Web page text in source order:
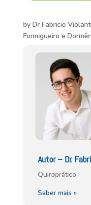
by Dr Fabricio
Formigueiro e
Autor – Dr.
Quiroprático
Saber mais »